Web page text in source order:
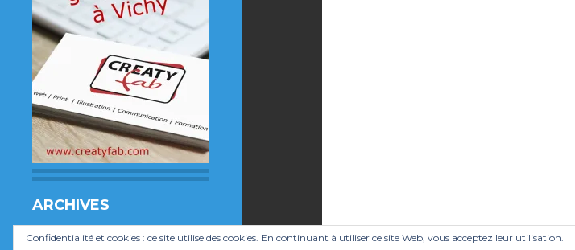
ARCHIVES
Archives
Confidentialité et cookies : ce site utilise des cookies. En continuant à utiliser ce site Web, vous acceptez leur utilisation.